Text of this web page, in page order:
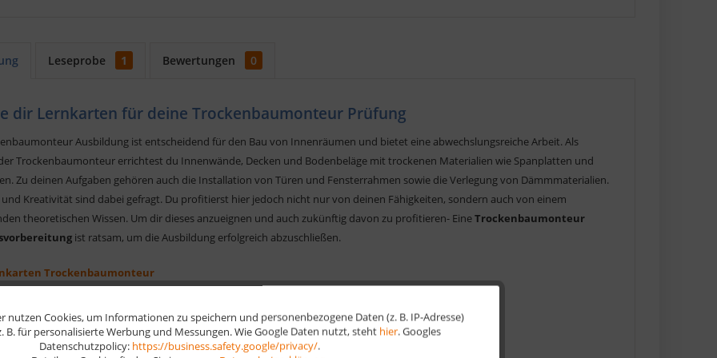
Leseprobe 1 Bewertungen 0
dir Lernkarten für deine Trockenbaumonteur Prüfung
Ausbildung ist entscheidend für den Bau von Innenräumen und bietet eine abwechslungsreiche Arbeit. Als
Trockenbaumonteur errichtest du Innenwände, Decken und Bodenbeläge mit trockenen Materialien wie Spanplatten und
Zu deinen Aufgaben gehören auch die Installation von Türen und Fensterrahmen sowie die Verlegung von Dämmmaterialien.
und Kreativität sind dabei gefragt. Du profitierst hier jedoch nicht nur von deinen Fähigkeiten, sondern auch von einem
theoretischen Wissen. Um dir dieses anzueignen und auch zukünftig davon zu profitieren- EineTrockenbaumonteur
ist ratsam, um die Ausbildung erfolgreich abzuschließen.
Trockenbaumonteur
Lerninhalte
und leichte Lernroutine optimieren
Format
Aktiv
nutzen Cookies, um Informationen zu speichern und personenbezogene Daten (z. B. IP-Adresse)
B. für personalisierte Werbung und Messungen. Wie Google Daten nutzt, steht hier. Googles
Datenschutzpolicy: https://business.safety.google/privacy/.